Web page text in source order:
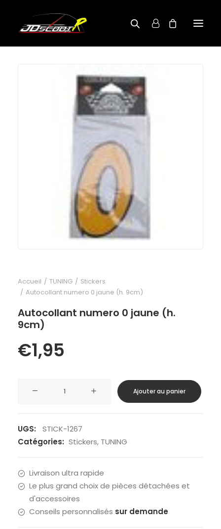
RECHERCHE PAR MODÈLE
Accueil TUNING
Stickers
Autocollant numero 0 jaune (h. 9cm)
Autocollant numero 0 jaune (h.
9cm)
€1,95
9cm)
Ajouter au panier
UGS:
STICK-1267
Catégories: Stickers, TUNING
Livraison ultra rapide
Le plus grand choix de pièces détachées et
d'accessoires
Conseils personnalisés sur demande